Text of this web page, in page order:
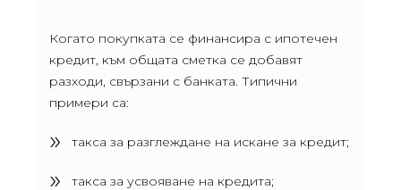
Когато покупката се финансира с ипотечен
кредит, към общата сметка се добавят
разходи, свързани с банката. Типични
примери са:
такса за разглеждане на искане за кредит;
такса за усвояване на кредита;